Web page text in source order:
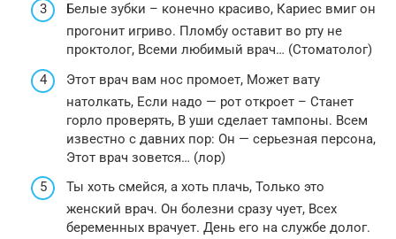
Белые зубки – конечно красиво, Кариес вмиг он
прогонит игриво. Пломбу оставит во рту не
проктолог, Всеми любимый врач… (Стоматолог)
Этот врач вам нос промоет, Может вату
натолкать, Если надо — рот откроет – Станет
горло проверять, В уши сделает тампоны. Всем
известно с давних пор: Он — серьезная персона,
Этот врач зовется… (лор)
Ты хоть смейся, а хоть плачь, Только это
женский врач. Он болезни сразу чует, Всех
беременных врачует. День его на службе долог.